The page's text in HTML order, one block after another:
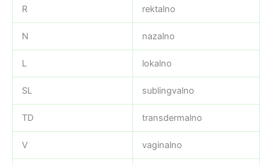
R rektalno
N nazalno
L lokalno
SL sublingvalno
TD transdermalno
V vaginalno